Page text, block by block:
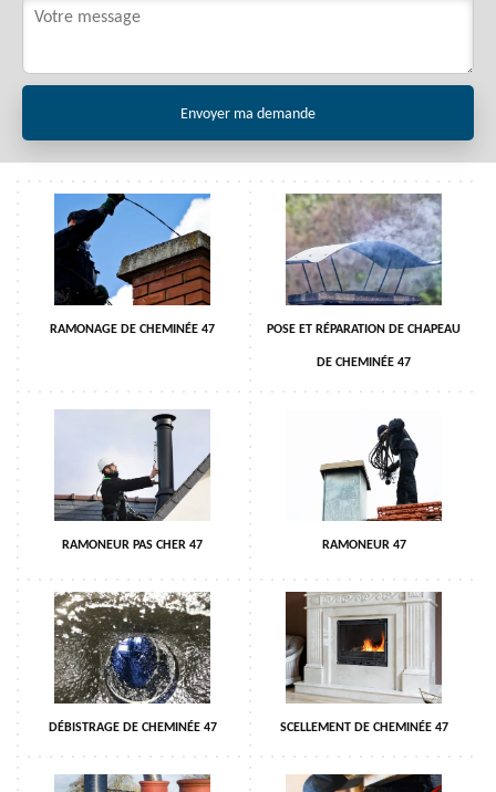
RAMONAGE DE CHEMINÉE 47 POSE ET RÉPARATION DE CHAPEAU
DE CHEMINÉE 47
RAMONEUR PAS CHER 47 RAMONEUR 47
DÉBISTRAGE DE CHEMINÉE 47 SCELLEMENT DE CHEMINÉE 47